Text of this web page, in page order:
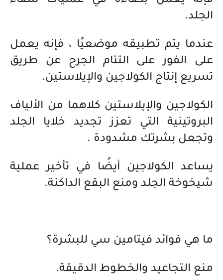
الجلد.
عندما يتم تطبيقه موضعيًا ، فإنه يعمل
على الفور على التئام الجرح عن طريق
تسريع إنتاج الكولاجين والإيلاستين.
الكولاجين والإيلاستين كلاهما من الألياف
البروتينية التي تعزز تجديد خلايا الجلد
وتجعل بشرتك مشدودة .
يساعد الكولاجين أيضًا في تأخير عملية
شيخوخة الجلد ومنع البقع الداكنة.
ما هي فوائد فيتامين سي للبشرة؟
منع التجاعيد والخطوط الدقيقة.